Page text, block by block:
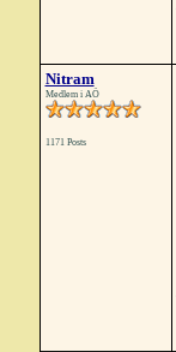
Nitram
Medlem i AÖ
1171 Posts